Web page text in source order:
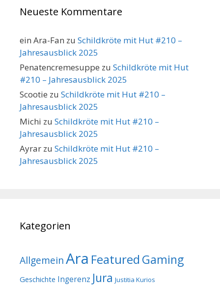
Neueste Kommentare
ein Ara-Fan zu Schildkröte mit Hut #210 –
Jahresausblick 2025
Penatencremesuppe zu Schildkröte mit Hut
#210 – Jahresausblick 2025
Scootie zu Schildkröte mit Hut #210 –
Jahresausblick 2025
Michi zu Schildkröte mit Hut #210 –
Jahresausblick 2025
Ayrar zu Schildkröte mit Hut #210 –
Jahresausblick 2025
Kategorien
AllgemeinAra Featured Gaming
Geschichte Ingerenz Jura Justitia Kurios